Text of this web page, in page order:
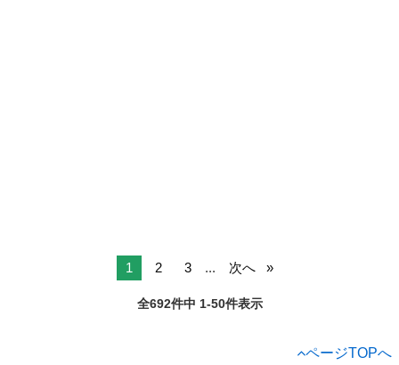
1 2 3 ... 次へ
全692件中 1-50件表示
ページTOPへ